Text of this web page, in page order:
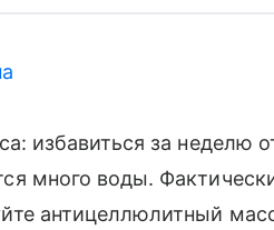
избавиться за неделю
много воды.
антицеллюлитный